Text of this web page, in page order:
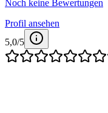
Noch keine Bewertungen
Profil ansehen
5,0/5